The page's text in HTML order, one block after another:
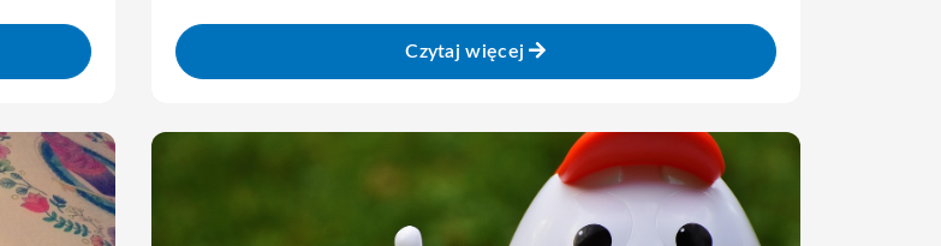
Czytaj więcej